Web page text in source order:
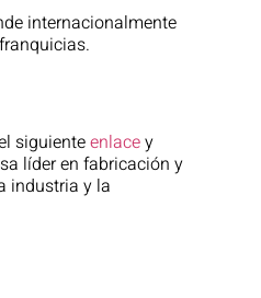
internacionalmente
siguienteenlacey
líder en fabricación y
industria y la